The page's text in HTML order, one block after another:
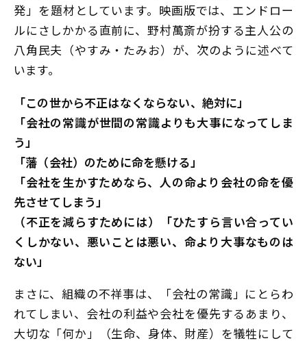
発」を題材としています。映画版では、エンドロー
ルにさしかかる直前に、野村萬斎が扮する主人公の
八角民夫（やすみ・たみお）が、次のように述べて
います。
「この世から不正はなくならない、絶対に」
「会社の常識が世間の常識よりも大事になってしま
う」
「藩（会社）のために命を懸ける」
「会社を生かすためなら、人の命より会社の命を優
先させてしまう」
（不正を減らすためには）「ひたすら言い合ってい
くしかない、悪いことは悪い、命より大事なものは
ない」
まさに、組織の不祥事は、「会社の常識」にとらわ
れてしまい、会社の利益や会社を優先するあまり、
大切な「何か」（生命、身体、財産）を犠牲にして